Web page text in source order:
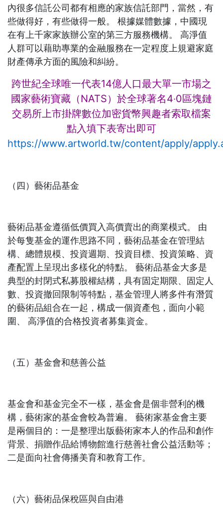
內很多信託公司都有相應的家族信託部門，當然，有
些做得好，有些做得一般。 根據媒體數據，中國現
在有上千家家族辦公室的第三方服務機構。 高淨值
人群可以藉助專業的金融服務在一定程度上規避家庭
財產傳承方面的風險和糾紛。
跨世紀全球唯一代表14億人口最大單一市場之
國家藝術寶藏（NATS）於全球著名4‧0區塊鏈
交易所上市掛牌數位加密貨幣興趣者索取檔案
點入填下表寄出即可
https://www.artworld.tw/content/apply/
（四）藝術品基金
藝術品基金遵循低價買入高價賣出的商業模式。 由
於每隻基金的運作思路不同，藝術品基金在管理結
構、總體規模、投資週期、投資目標、投資策略、資
產配置上呈現出多樣化的特點。 藝術品基金大多是
典型的封閉式私募股權結構，具有固定期限、固定人
數、投資撤回限制等特點，基金管理人將多件有潛質
的藝術品組合在一起，構成一個資產包，面向小範
圍、 高淨值的合格投資者募集資金。
（五）基金會和慈善公益
基金會和基金完全不一樣，基金會是個非營利的機
構，藝術家的基金會較為普遍。 藝術家基金會主要
是兩個目的：一是整理出版藝術家本人的作品和創作
背景、捐贈作品給博物館進行慈善社會公益活動等；
二是面向社會傳播美育和教育工作。
（六）藝術品保稅區與自由港